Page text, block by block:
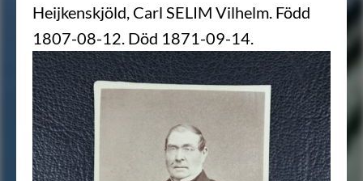
Heijkenskjöld, Carl SELIM Vilhelm. Född
1807-08-12. Död 1871-09-14.